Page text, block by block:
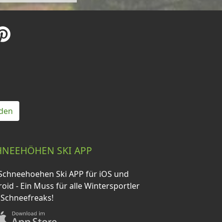
SKI APP
Ski APP für iOS und
- Ein Muss für alle Wintersportler